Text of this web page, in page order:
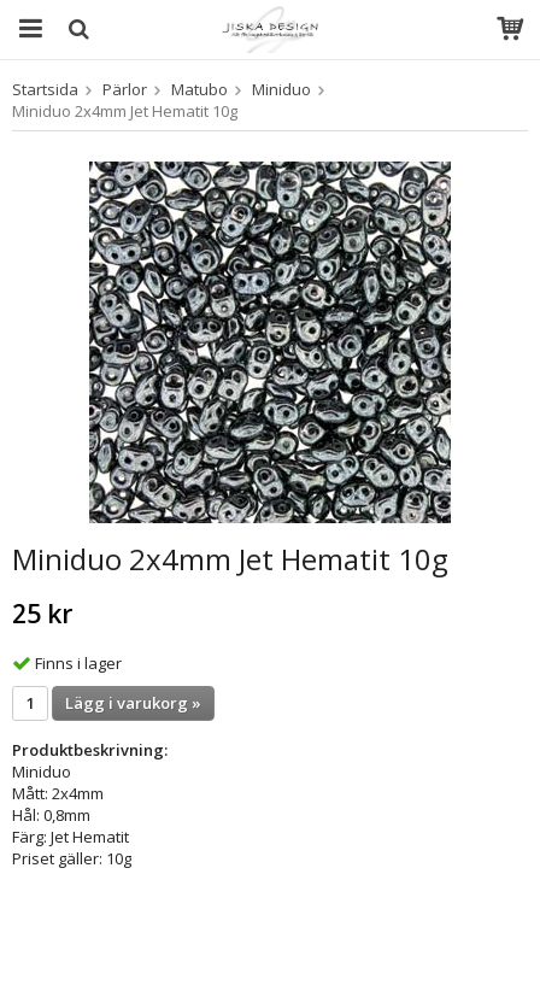
Produkten har blivit tillagd i varukorgen
Startsida Pärlor Matubo
Miniduo
Miniduo 2x4mm Jet Hematit 10g
Miniduo 2x4mm Jet Hematit 10g
25 kr
Finns i lager
Lägg i varukorg »
Produktbeskrivning:
Miniduo
Mått: 2x4mm
Hål: 0,8mm
Färg: Jet Hematit
Priset gäller: 10g